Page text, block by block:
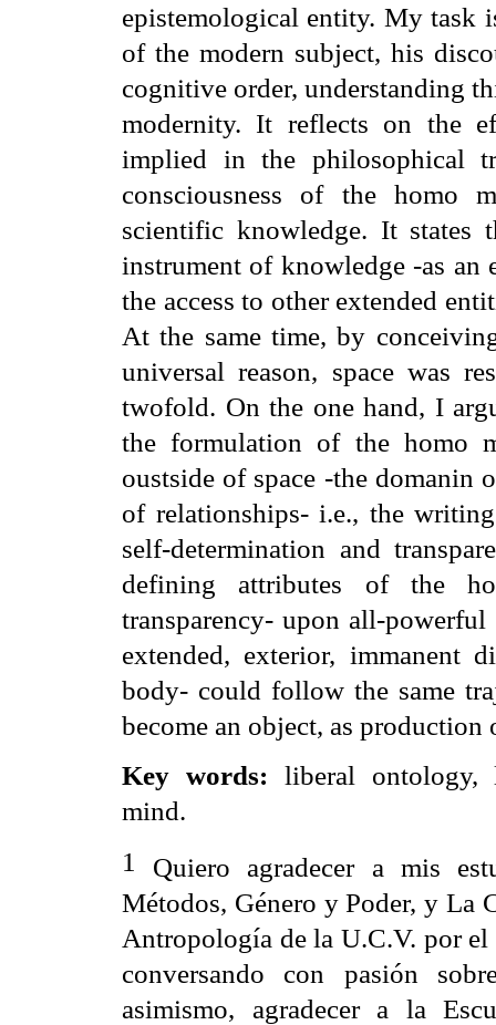
epistemological entity. My task
of the modern subject, his
cognitive order, understanding
modernity. It reflects on the
implied in the philosophical
consciousness of the homo
scientific knowledge. It
instrument of knowledge -as an
the access to other extended
At the same time, by
universal reason, space was
twofold. On the one hand, I
the formulation of the homo
oustside of space -the domanin
of relationships- i.e., the
self-determination and
defining attributes of the
transparency- upon all-
extended, exterior, immanent
body- could follow the same
become an object, as
Key words: liberal ontology,
mind.
1
Quiero agradecer a mis
Métodos, Género y Poder, y La
Antropología de la U.C.V. por
conversando con pasión
asimismo, agradecer a la